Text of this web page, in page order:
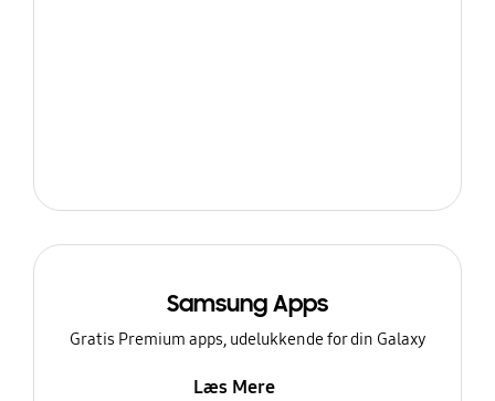
Samsung Apps
Gratis Premium apps, udelukkende for din Galaxy
Læs Mere